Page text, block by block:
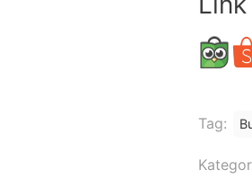
Tag: